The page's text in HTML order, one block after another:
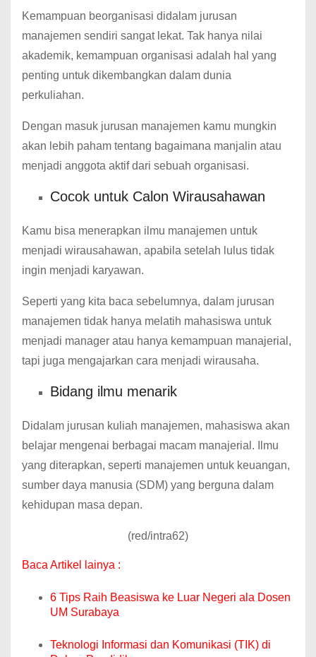
Kemampuan beorganisasi didalam jurusan
manajemen sendiri sangat lekat. Tak hanya nilai
akademik, kemampuan organisasi adalah hal yang
penting untuk dikembangkan dalam dunia
perkuliahan.
Dengan masuk jurusan manajemen kamu mungkin
akan lebih paham tentang bagaimana manjalin atau
menjadi anggota aktif dari sebuah organisasi.
Cocok untuk Calon Wirausahawan
Kamu bisa menerapkan ilmu manajemen untuk
menjadi wirausahawan, apabila setelah lulus tidak
ingin menjadi karyawan.
Seperti yang kita baca sebelumnya, dalam jurusan
manajemen tidak hanya melatih mahasiswa untuk
menjadi manager atau hanya kemampuan manajerial,
tapi juga mengajarkan cara menjadi wirausaha.
Bidang ilmu menarik
Didalam jurusan kuliah manajemen, mahasiswa akan
belajar mengenai berbagai macam manajerial. Ilmu
yang diterapkan, seperti manajemen untuk keuangan,
sumber daya manusia (SDM) yang berguna dalam
kehidupan masa depan.
(red/intra62)
Baca Artikel lainya :
6 Tips Raih Beasiswa ke Luar Negeri ala Dosen
UM Surabaya
Teknologi Informasi dan Komunikasi (TIK) di